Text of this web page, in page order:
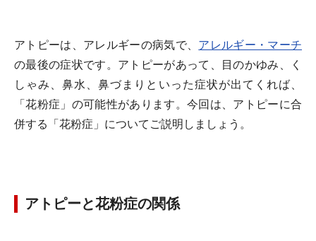
アトピーは、アレルギーの病気で、 アレルギー・マーチ
の最後の症状です。アトピーがあって、目のかゆみ、く
しゃみ、鼻水、鼻づまりといった症状が出てくれば、
「花粉症」の可能性があります。今回は、アトピーに合
併する「花粉症」についてご説明しましょう。
アトピーと花粉症の関係